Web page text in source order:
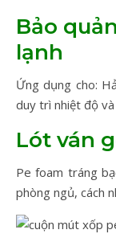
Bảo
lạnh
Ứng dụng cho:
duy trì nhiệt độ
Lót ván
Pe foam tráng
phòng ngủ, cách